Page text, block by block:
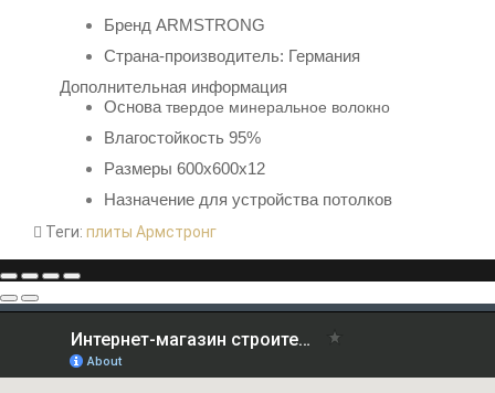
Бренд ARMSTRONG
Страна-производитель: Германия
Дополнительная информация
Основа твердое минеральное волокно
Влагостойкость 95%
Размеры 600х600х12
Назначение для устройства потолков
Теги: плиты Армстронг